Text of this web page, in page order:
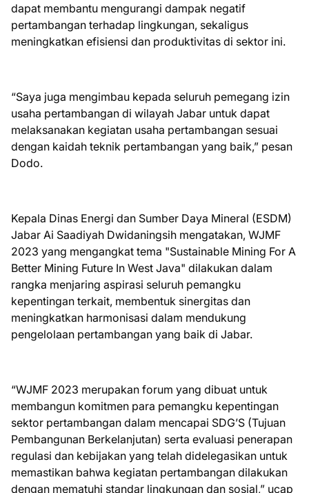
dapat membantu mengurangi dampak negatif
pertambangan terhadap lingkungan, sekaligus
meningkatkan efisiensi dan produktivitas di sektor ini.
“Saya juga mengimbau kepada seluruh pemegang izin
usaha pertambangan di wilayah Jabar untuk dapat
melaksanakan kegiatan usaha pertambangan sesuai
dengan kaidah teknik pertambangan yang baik,” pesan
Dodo.
Kepala Dinas Energi dan Sumber Daya Mineral (ESDM)
Jabar Ai Saadiyah Dwidaningsih mengatakan, WJMF
2023 yang mengangkat tema "Sustainable Mining For A
Better Mining Future In West Java" dilakukan dalam
rangka menjaring aspirasi seluruh pemangku
kepentingan terkait, membentuk sinergitas dan
meningkatkan harmonisasi dalam mendukung
pengelolaan pertambangan yang baik di Jabar.
“WJMF 2023 merupakan forum yang dibuat untuk
membangun komitmen para pemangku kepentingan
sektor pertambangan dalam mencapai SDG’S (Tujuan
Pembangunan Berkelanjutan) serta evaluasi penerapan
regulasi dan kebijakan yang telah didelegasikan untuk
memastikan bahwa kegiatan pertambangan dilakukan
dengan mematuhi standar lingkungan dan sosial,” ucap